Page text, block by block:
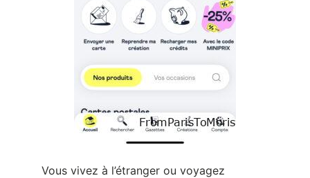
Vous vivez à l’étranger ou voyagez